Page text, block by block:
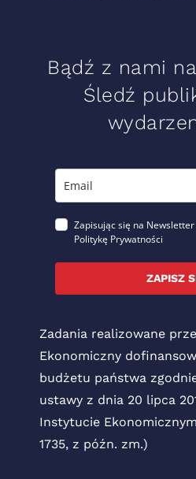
Bądź z nami
Śledź
Zapisując się na
Politykę Prywatności
ZAPISZ
Zadania realizowane
Ekonomiczny
budżetu państwa
ustawy z dnia 20 lipca
Instytucie
1735, z późn. zm.)